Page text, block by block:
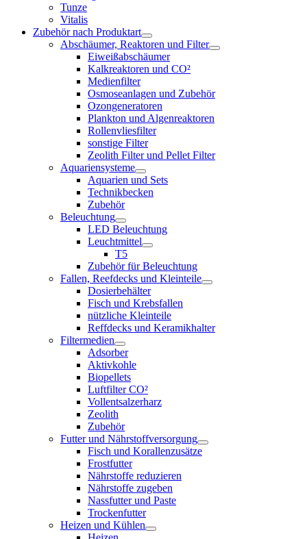
Tunze
Vitalis
Zubehör nach Produktart
Abschäumer, Reaktoren und Filter
Eiweißabschäumer
Kalkreaktoren und CO²
Medienfilter
Osmoseanlagen und Zubehör
Ozongeneratoren
Plankton und Algenreaktoren
Rollenvliesfilter
sonstige Filter
Zeolith Filter und Pellet Filter
Aquariensysteme
Aquarien und Sets
Technikbecken
Zubehör
Beleuchtung
LED Beleuchtung
Leuchtmittel
T5
Zubehör für Beleuchtung
Fallen, Reefdecks und Kleinteile
Dosierbehälter
Fisch und Krebsfallen
nützliche Kleinteile
Reffdecks und Keramikhalter
Filtermedien
Adsorber
Aktivkohle
Biopellets
Luftfilter CO²
Vollentsalzerharz
Zeolith
Zubehör
Futter und Nährstoffversorgung
Fisch und Korallenzusätze
Frostfutter
Nährstoffe reduzieren
Nährstoffe zugeben
Nassfutter und Paste
Trockenfutter
Heizen und Kühlen